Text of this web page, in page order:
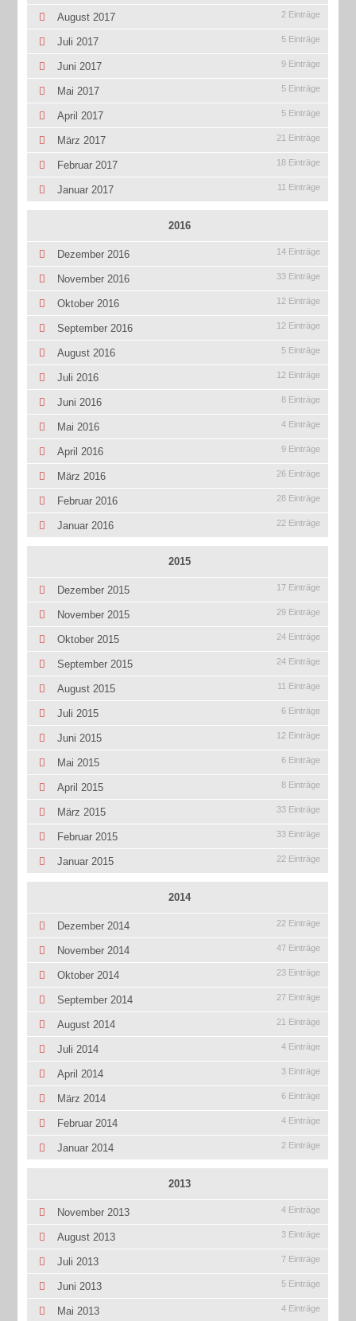
August 2017 2 Einträge
Juli 2017 5 Einträge
Juni 2017 9 Einträge
Mai 2017 5 Einträge
April 2017 5 Einträge
März 2017 21 Einträge
Februar 2017 18 Einträge
Januar 2017 11 Einträge
2016
Dezember 2016 14 Einträge
November 2016 33 Einträge
Oktober 2016 12 Einträge
September 2016 12 Einträge
August 2016 5 Einträge
Juli 2016 12 Einträge
Juni 2016 8 Einträge
Mai 2016 4 Einträge
April 2016 9 Einträge
März 2016 26 Einträge
Februar 2016 28 Einträge
Januar 2016 22 Einträge
2015
Dezember 2015 17 Einträge
November 2015 29 Einträge
Oktober 2015 24 Einträge
September 2015 24 Einträge
August 2015 11 Einträge
Juli 2015 6 Einträge
Juni 2015 12 Einträge
Mai 2015 6 Einträge
April 2015 8 Einträge
März 2015 33 Einträge
Februar 2015 33 Einträge
Januar 2015 22 Einträge
2014
Dezember 2014 22 Einträge
November 2014 47 Einträge
Oktober 2014 23 Einträge
September 2014 27 Einträge
August 2014 21 Einträge
Juli 2014 4 Einträge
April 2014 3 Einträge
März 2014 6 Einträge
Februar 2014 4 Einträge
Januar 2014 2 Einträge
2013
November 2013 4 Einträge
August 2013 3 Einträge
Juli 2013 7 Einträge
Juni 2013 5 Einträge
Mai 2013 4 Einträge